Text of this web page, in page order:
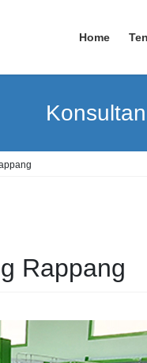
Home
Rappang